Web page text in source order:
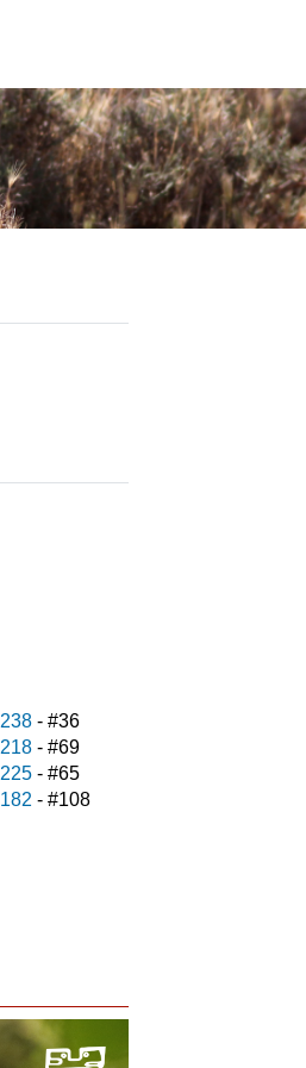
238- #36
218- #69
225- #65
182 - #108